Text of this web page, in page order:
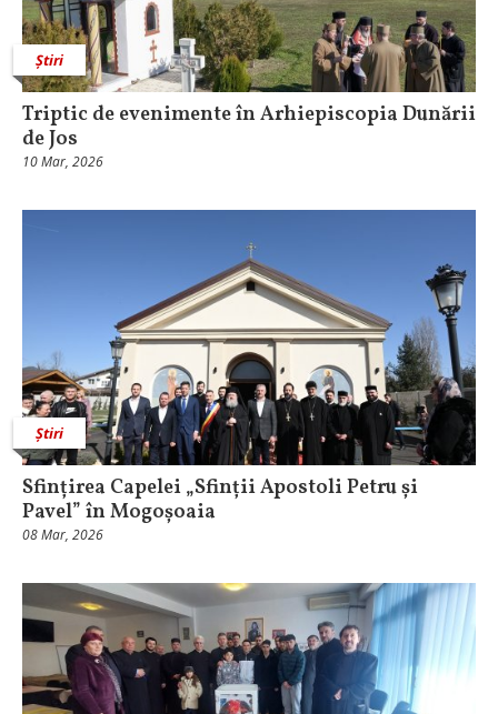
Știri
Triptic de evenimente în Arhiepiscopia Dunării
de Jos
10 Mar, 2026
Știri
Sfințirea Capelei „Sfinții Apostoli Petru și
Pavel” în Mogoșoaia
08 Mar, 2026